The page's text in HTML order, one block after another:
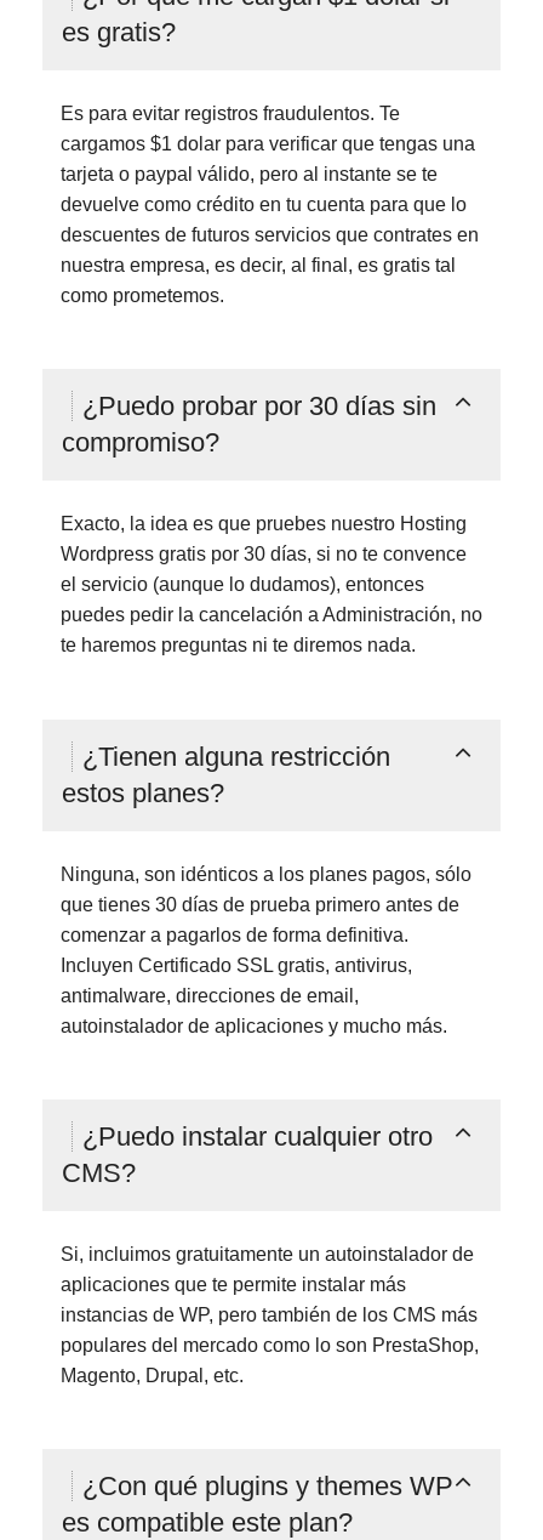
es gratis?
Es para evitar registros fraudulentos. Te
cargamos $1 dolar para verificar que tengas una
tarjeta o paypal válido, pero al instante se te
devuelve como crédito en tu cuenta para que lo
descuentes de futuros servicios que contrates en
nuestra empresa, es decir, al final, es gratis tal
como prometemos.
¿Puedo probar por 30 días sin
compromiso?
Exacto, la idea es que pruebes nuestro Hosting
Wordpress gratis por 30 días, si no te convence
el servicio (aunque lo dudamos), entonces
puedes pedir la cancelación a Administración, no
te haremos preguntas ni te diremos nada.
¿Tienen alguna restricción
estos planes?
Ninguna, son idénticos a los planes pagos, sólo
que tienes 30 días de prueba primero antes de
comenzar a pagarlos de forma definitiva.
Incluyen Certificado SSL gratis, antivirus,
antimalware, direcciones de email,
autoinstalador de aplicaciones y mucho más.
¿Puedo instalar cualquier otro
CMS?
Si, incluimos gratuitamente un autoinstalador de
aplicaciones que te permite instalar más
instancias de WP, pero también de los CMS más
populares del mercado como lo son PrestaShop,
Magento, Drupal, etc.
¿Con qué plugins y themes WP
es compatible este plan?